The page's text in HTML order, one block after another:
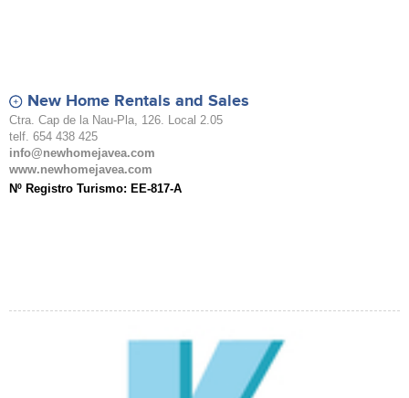
New Home Rentals and Sales
Ctra. Cap de la Nau-Pla, 126. Local 2.05
telf. 654 438 425
info@newhomejavea.com
www.newhomejavea.com
Nº Registro Turismo: EE-817-A